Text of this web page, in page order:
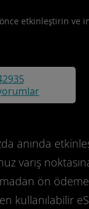
etkinleştirin
anında
varış
ön
kullanılabilir